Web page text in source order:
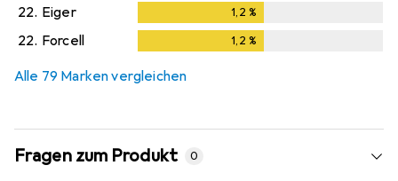
22. Eiger 1,2 %
22. Forcell 1,2 %
Alle 79 Marken vergleichen
Fragen zum Produkt 0